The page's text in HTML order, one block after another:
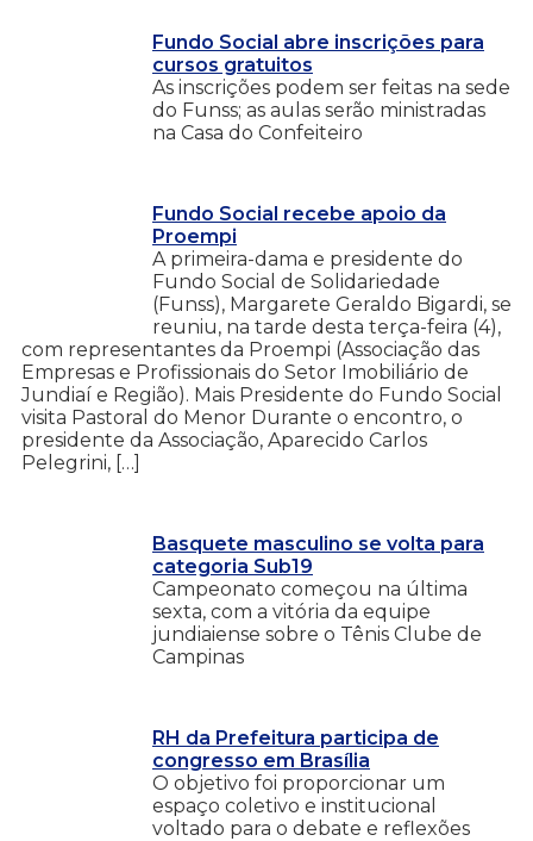
Fundo Social abre inscrições para
cursos gratuitos
As inscrições podem ser feitas na sede
do Funss; as aulas serão ministradas
na Casa do Confeiteiro
Fundo Social recebe apoio da
Proempi
A primeira-dama e presidente do
Fundo Social de Solidariedade
(Funss), Margarete Geraldo Bigardi, se
reuniu, na tarde desta terça-feira (4),
com representantes da Proempi (Associação das
Empresas e Profissionais do Setor Imobiliário de
Jundiaí e Região). Mais Presidente do Fundo Social
visita Pastoral do Menor Durante o encontro, o
presidente da Associação, Aparecido Carlos
Pelegrini, […]
Basquete masculino se volta para
categoria Sub19
Campeonato começou na última
sexta, com a vitória da equipe
jundiaiense sobre o Tênis Clube de
Campinas
RH da Prefeitura participa de
congresso em Brasília
O objetivo foi proporcionar um
espaço coletivo e institucional
voltado para o debate e reflexões